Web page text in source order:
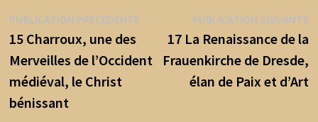
o
o
k
er l
ge
r
Navigation
de
l’article
PUBLICATION PRÉCÉDENTEPublication
précédente :
15 Charroux, une des
Merveilles de l’Occident
médiéval, le Christ
bénissant
PUBLICATION SUIVANTE
17 La Renaissance de la
Frauenkirche de Dresde,
élan de Paix et d’Art